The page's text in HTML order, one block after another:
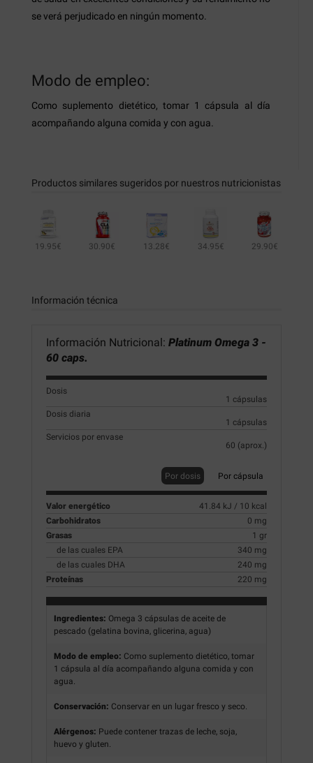
se verá perjudicado en ningún momento.
Modo de empleo:
Como suplemento dietético, tomar 1 cápsula al día
acompañando alguna comida y con agua.
Productos similares sugeridos por nuestros nutricionistas
19.95€ 30.90€ 13.28€ 34.95€ 29.90€
Información técnica
Información Nutricional: Platinum Omega 3 -
60 caps.
Dosis
1 cápsulas
Dosis diaria
1 cápsulas
Servicios por envase
60 (aprox.)
Por dosis Por cápsula
Valor energético
41.84 kJ / 10 kcal
Carbohidratos
0 mg
Grasas
1 gr
de las cuales EPA
340 mg
de las cuales DHA
240 mg
Proteínas
220 mg
Ingredientes: Omega 3 cápsulas de aceite de
pescado (gelatina bovina , glicerina, agua)
Modo de empleo: Como suplemento dietético, tomar
1 cápsula al día acompañando alguna comida y con
agua.
Conservación: Conservar en un lugar fresco y seco.
Alérgenos: Puede contener trazas de leche, soja,
huevo y gluten.